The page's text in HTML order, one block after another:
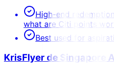
High-end
what are Citi points
Best used for
KrisFlyer de Singapore